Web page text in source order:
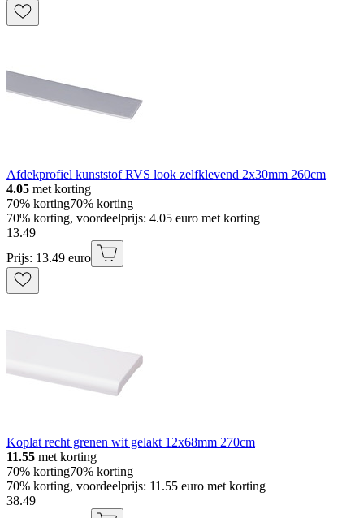
Afdekprofiel kunststof RVS look zelfklevend 2x30mm 260cm
4.05 met korting
70% korting70% korting
70% korting, voordeelprijs: 4.05 euro met korting
13.49
Prijs: 13.49 euro
Koplat recht grenen wit gelakt 12x68mm 270cm
11.55 met korting
70% korting70% korting
70% korting, voordeelprijs: 11.55 euro met korting
38.49